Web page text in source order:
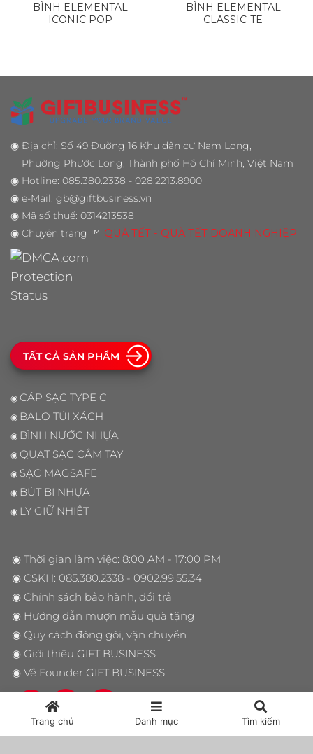
BÌNH ELEMENTAL
ICONIC POP
BÌNH ELEMENTAL
CLASSIC-TE
◉ Địa chỉ: Số 49 Đường 16 Khu dân cư Nam Long,
Phường Phước Long, Thành phố Hồ Chí Minh, Việt Nam
◉ Hotline: 085.380.2338 - 028.2213.8900
◉ e-Mail: gb@giftbusiness.vn
◉ Mã số thuế: 0314213538
◉ Chuyên trang ™ QUÀ TẾT - QUÀ TẾT DOANH NGHIỆP
TẤT CẢ SẢN PHẨM
◉ CÁP SẠC TYPE C
◉ BALO TÚI XÁCH
◉ BÌNH NƯỚC NHỰA
◉ QUẠT SẠC CẦM TAY
◉ SẠC MAGSAFE
◉ BÚT BI NHỰA
◉ LY GIỮ NHIỆT
◉ Thời gian làm việc: 8:00 AM - 17:00 PM
◉ CSKH: 085.380.2338 - 0902.99.55.34
◉ Chính sách bảo hành, đổi trả
◉ Hướng dẫn mượn mẫu quà tặng
◉ Quy cách đóng gói, vận chuyển
◉ Giới thiệu GIFT BUSINESS
◉ Về Founder GIFT BUSINESS
Trang chủ Danh mục Tìm kiếm